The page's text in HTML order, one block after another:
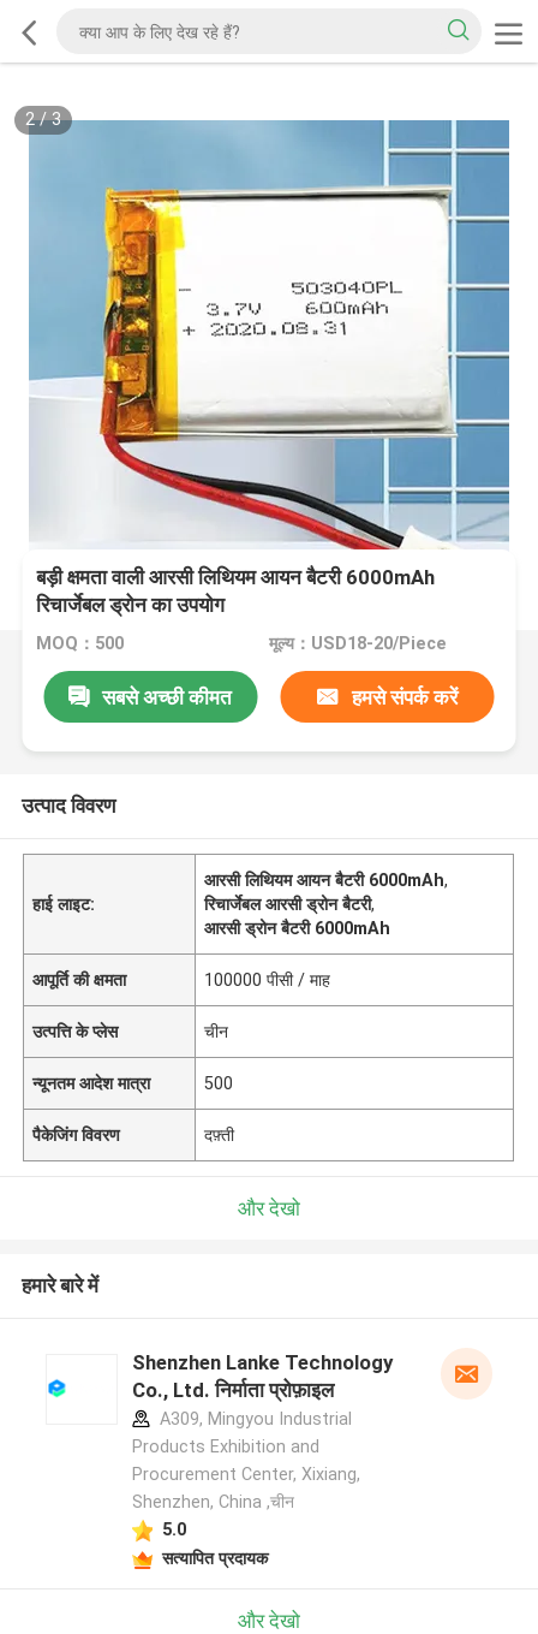
2/3
बड़ी क्षमता वाली आरसी लिथियम आयन बैटरी 6000mAh
रिचार्जेबल ड्रोन का उपयोग
MOQ：500 मूल्य：USD18-20/Piece
सबसे अच्छी कीमत हमसे संपर्क करें
उत्पाद विवरण
हाई लाइट:
आरसी लिथियम आयन बैटरी 6000mAh,
रिचार्जेबल आरसी ड्रोन बैटरी,
आरसी ड्रोन बैटरी 6000mAh
आपूर्ति की क्षमता 100000 पीसी / माह
उत्पत्ति के प्लेस चीन
न्यूनतम आदेश मात्रा 500
पैकेजिंग विवरण दफ़्ती
और देखो
हमारे बारे में
Shenzhen Lanke Technology
Co., Ltd. निर्माता प्रोफ़ाइल
A309, Mingyou Industrial
Products Exhibition and
Procurement Center, Xixiang,
Shenzhen, China ,चीन
5.0
सत्यापित प्रदायक
और देखो